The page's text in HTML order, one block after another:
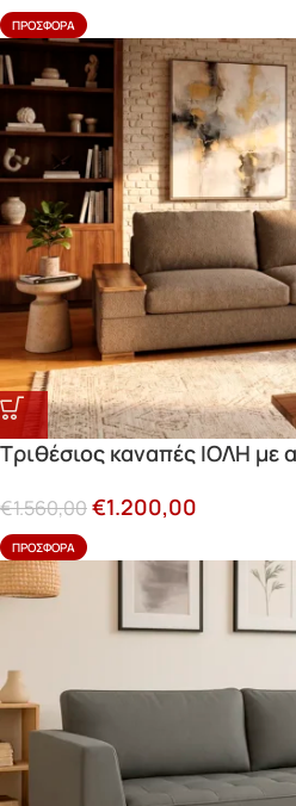
ΠΡΟΣΦΟΡΆ
Τριθέσιος καναπές ΙΟΛΗ με
€1.560,00€1.200,00
ΠΡΟΣΦΟΡΆ